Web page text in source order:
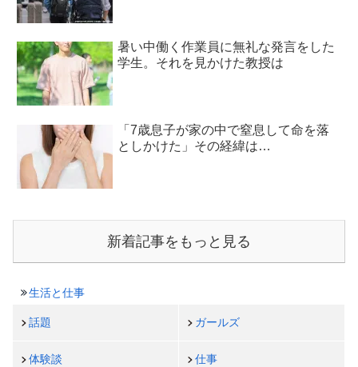
暑い中働く作業員に無礼な発言をした
学生。それを見かけた教授は
「7歳息子が家の中で窒息して命を落
としかけた」その経緯は…
新着記事をもっと見る
生活と仕事
話題 ガールズ
体験談 仕事